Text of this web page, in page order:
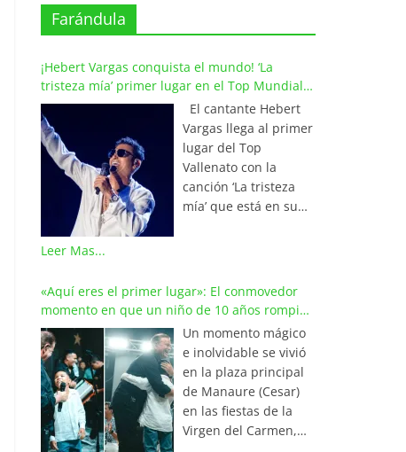
Farándula
¡Hebert Vargas conquista el mundo! ‘La
tristeza mía’ primer lugar en el Top Mundial
del Vallenato
El cantante Hebert
Vargas llega al primer
lugar del Top
Vallenato con la
canción ‘La tristeza
mía’ que está en su
de los listados
musicales en
Colombia y países de
América y Europa.
Esta emotiva
composición del
maestro Wilfran
Castillo se posicionó
en el primer lugar de
Leer Mas...
«Aquí eres el primer lugar»: El conmovedor
momento en que un niño de 10 años rompió
en llanto al cantar con Iván Villazón
Un momento mágico
e inolvidable se vivió
en la plaza principal
de Manaure (Cesar)
en las fiestas de la
Virgen del Carmen,